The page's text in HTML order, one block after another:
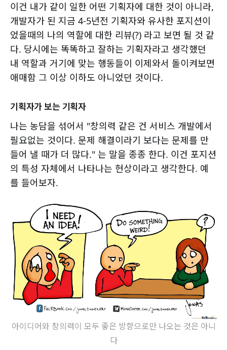
이건 내가 같이 일한 어떤 기획자에 대한 것이 아니라,
개발자가 된 지금 4-5년전 기획자와 유사한 포지션이
었을때의 나의 역할에 대한 리뷰(?) 라고 보면 될 것 같
다. 당시에는 똑똑하고 잘하는 기획자라고 생각했던
내 역할과 거기에 맞는 행동들이 이제와서 돌이켜보면
애매함 그 이상 이하도 아니었던 것이다.
기획자가 보는 기획자
나는 농담을 섞어서 "창의력 같은 건 서비스 개발에서
필요없는 것이다. 문제 해결이라기 보다는 문제를 만
들어 낼 때가 더 많다." 는 말을 종종 한다. 이건 포지션
의 특성 자체에서 나타나는 현상이라고 생각한다. 예
를 들어보자.
아이디어와 창의력이 모두 좋은 방향으로만 나오는 것은 아니
다